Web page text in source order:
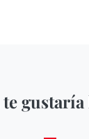
te gustaría